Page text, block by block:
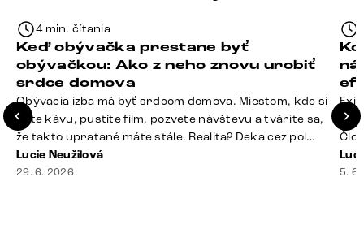
4 min. čítania
Keď obývačka prestane byť
obývačkou: Ako z neho znovu urobiť
srdce domova
Obývacia izba má byť srdcom domova. Miestom, kde si
dáte kávu, pustíte film, pozvete návštevu a tvárite sa,
že takto upratané máte stále. Realita? Deka cez pol
sedačky, ovládač záhadne zmizol, konferenčný stolík
slúži ako odkladisko všetkého od účteniek po balzam
Lucie Neužilová
29. 6. 2026
si
5.